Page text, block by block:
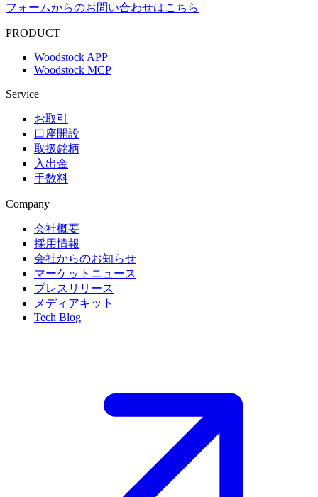
フォームからのお問い合わせはこちら
PRODUCT
Woodstock APP
Woodstock MCP
Service
お取引
口座開設
取扱銘柄
入出金
手数料
Company
会社概要
採用情報
会社からのお知らせ
マーケットニュース
プレスリリース
メディアキット
Tech Blog